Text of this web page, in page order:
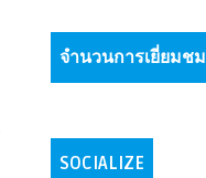
จำนวนการเยี่ยมชม
SOCIALIZE